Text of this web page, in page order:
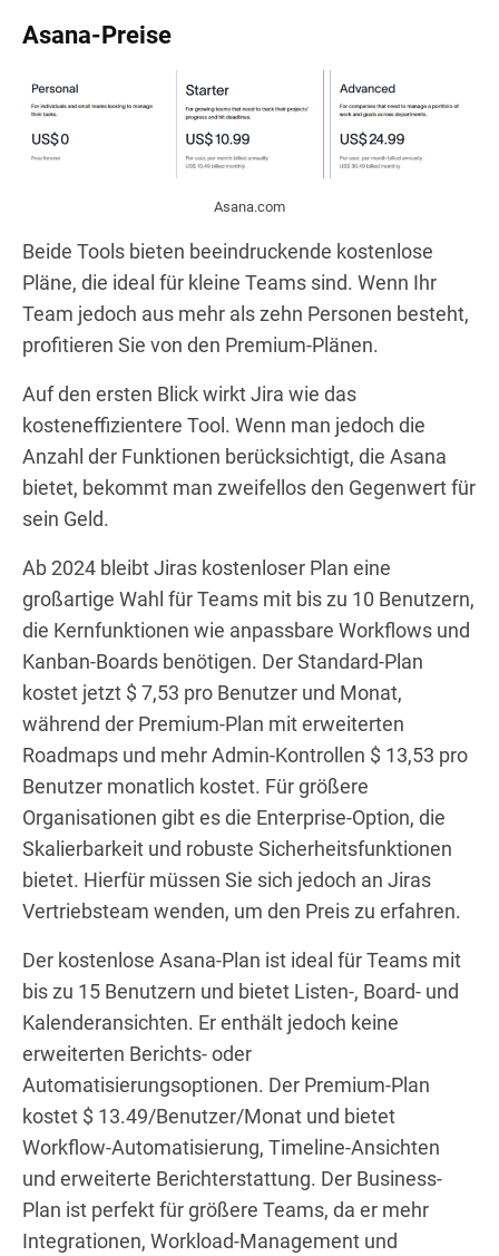
Asana-Preise
Asana.com
Beide Tools bieten beeindruckende kostenlose
Pläne, die ideal für kleine Teams sind. Wenn Ihr
Team jedoch aus mehr als zehn Personen besteht,
profitieren Sie von den Premium-Plänen.
Auf den ersten Blick wirkt Jira wie das
kosteneffizientere Tool. Wenn man jedoch die
Anzahl der Funktionen berücksichtigt, die Asana
bietet, bekommt man zweifellos den Gegenwert für
sein Geld.
Ab 2024 bleibt Jiras kostenloser Plan eine
großartige Wahl für Teams mit bis zu 10 Benutzern,
die Kernfunktionen wie anpassbare Workflows und
Kanban-Boards benötigen. Der Standard-Plan
kostet jetzt $ 7,53 pro Benutzer und Monat,
während der Premium-Plan mit erweiterten
Roadmaps und mehr Admin-Kontrollen $ 13,53 pro
Benutzer monatlich kostet. Für größere
Organisationen gibt es die Enterprise-Option, die
Skalierbarkeit und robuste Sicherheitsfunktionen
bietet. Hierfür müssen Sie sich jedoch an Jiras
Vertriebsteam wenden, um den Preis zu erfahren.
Der kostenlose Asana-Plan ist ideal für Teams mit
bis zu 15 Benutzern und bietet Listen-, Board- und
Kalenderansichten. Er enthält jedoch keine
erweiterten Berichts- oder
Automatisierungsoptionen. Der Premium-Plan
kostet $ 13.49/Benutzer/Monat und bietet
Workflow-Automatisierung, Timeline-Ansichten
und erweiterte Berichterstattung. Der Business-
Plan ist perfekt für größere Teams, da er mehr
Integrationen, Workload-Management und